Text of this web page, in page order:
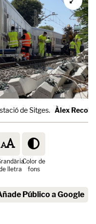
de Sitges. Àlex
lletra
Color de
fons
Público a Google